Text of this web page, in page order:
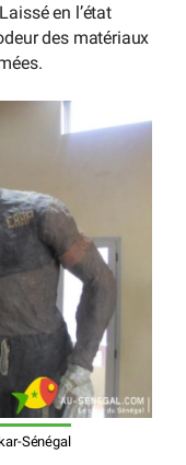
en l’état
des matériaux
Sénégal